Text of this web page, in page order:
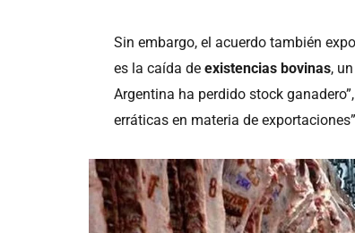
Sin embargo, el acuerdo también
es la caída deexistencias bovinas,
Argentina ha perdido stock
erráticas en materia de